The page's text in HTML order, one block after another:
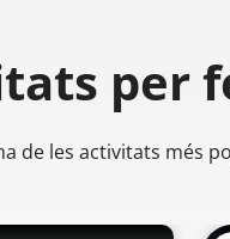
per
de les activitats més